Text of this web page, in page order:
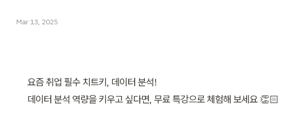
Mar 13, 2025
요즘 취업 필수 치트키, 데이터 분석!
데이터 분석 역량을 키우고 싶다면, 무료 특강으로 체험해 보세요 👏🏻